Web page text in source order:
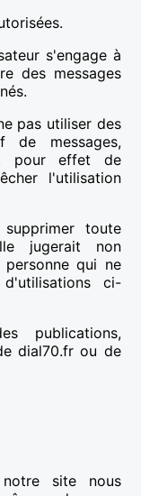
s'engage à
des messages
pas utiliser des
de messages,
pour effet de
l'utilisation
toute
jugerait non
qui ne
ci-
publications,
dial70.fr ou de
site nous